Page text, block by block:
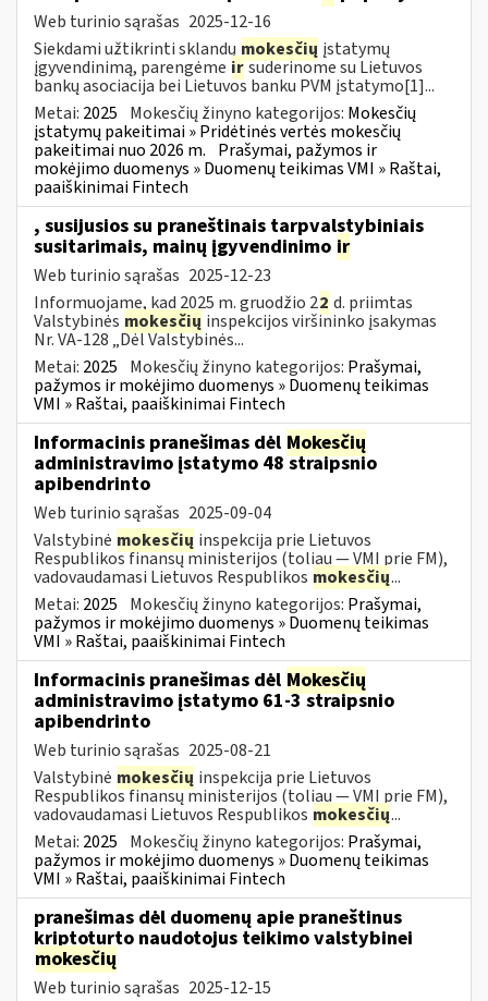
Web turinio sąrašas 2025-12-16
Siekdami užtikrinti sklandų mokesčių įstatymų
įgyvendinimą, parengėme irsuderinome su Lietuvos
bankų asociacija bei Lietuvos banku PVM įstatymo[1]...
Metai: 2025 Mokesčių žinyno kategorijos: Mokesčių
įstatymų pakeitimai » Pridėtinės vertės mokesčių
pakeitimai nuo 2026 m. Prašymai, pažymos ir
mokėjimo duomenys » Duomenų teikimas VMI » Raštai,
paaiškinimai Fintech
, susijusios su praneštinais tarpvalstybiniais
susitarimais, mainų įgyvendinimo ir
Web turinio sąrašas 2025-12-23
Informuojame, kad 2025 m. gruodžio 22 d. priimtas
Valstybinės mokesčių inspekcijos viršininko įsakymas
Nr. VA-128 „Dėl Valstybinės...
Metai: 2025 Mokesčių žinyno kategorijos: Prašymai,
pažymos ir mokėjimo duomenys » Duomenų teikimas
VMI » Raštai, paaiškinimai Fintech
Informacinis pranešimas dėl Mokesčių
administravimo įstatymo 48 straipsnio
apibendrinto
Web turinio sąrašas 2025-09-04
Valstybinė mokesčių inspekcija prie Lietuvos
Respublikos finansų ministerijos (toliau — VMI prie FM),
vadovaudamasi Lietuvos Respublikos mokesčių...
Metai: 2025 Mokesčių žinyno kategorijos: Prašymai,
pažymos ir mokėjimo duomenys » Duomenų teikimas
VMI » Raštai, paaiškinimai Fintech
Informacinis pranešimas dėl Mokesčių
administravimo įstatymo 61-3 straipsnio
apibendrinto
Web turinio sąrašas 2025-08-21
Valstybinė mokesčių inspekcija prie Lietuvos
Respublikos finansų ministerijos (toliau — VMI prie FM),
vadovaudamasi Lietuvos Respublikos mokesčių...
Metai: 2025 Mokesčių žinyno kategorijos: Prašymai,
pažymos ir mokėjimo duomenys » Duomenų teikimas
VMI » Raštai, paaiškinimai Fintech
pranešimas dėl duomenų apie praneštinus
kriptoturto naudotojus teikimo valstybinei
mokesčių
Web turinio sąrašas 2025-12-15